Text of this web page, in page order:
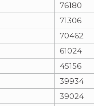
76180
71306
70462
61024
45156
39934
39024